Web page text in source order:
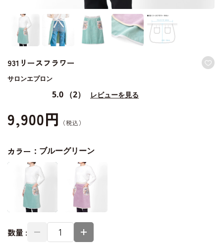
931リースフラワー
サロンエプロン
5.0 （2） レビューを見る
9,900円
カラー： ブルーグリーン
数量 :